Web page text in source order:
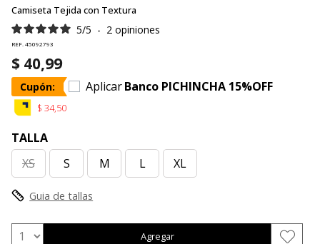
Camiseta Tejida con Textura
5/5 - 2 opiniones
REF. 45092793
$ 40,99
Cupón: AplicarBanco PICHINCHA 15%OFF
$ 34,50
TALLA
XS
S M L XL
Guia de tallas
Agregar